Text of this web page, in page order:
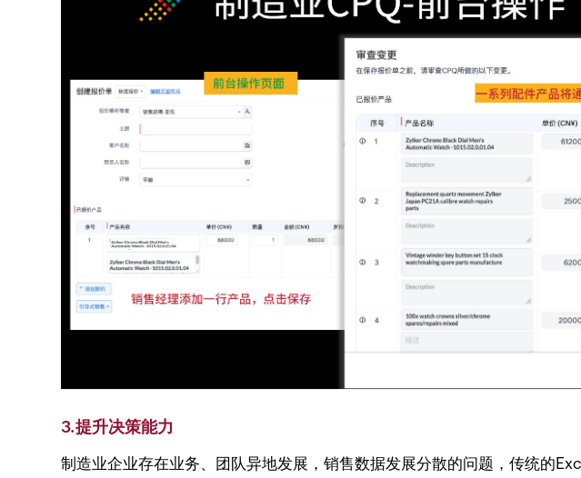
3.提升决策能力
制造业企业存在业务、团队异地发展，销售数据发展分散的问题，传统的